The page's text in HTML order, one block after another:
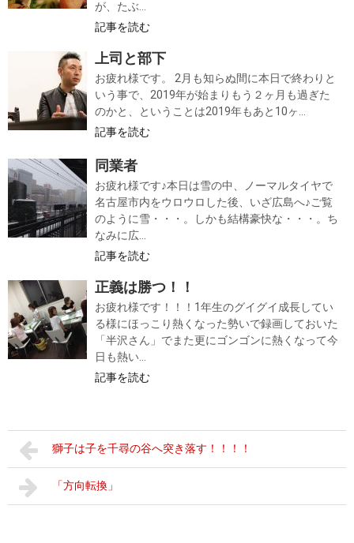
が、たぶ...
記事を読む
上司と部下
お疲れ様です。 2月も知らぬ間に本日で終わりと
いう事で、2019年が始まりもう２ヶ月も過ぎた
のかと、ということは2019年もあと10ヶ...
記事を読む
同業者
お疲れ様です♪本日は雪の中、ノーマルタイヤで
名古屋市内をウロウロした後、いざ広島へ♪ご覧
のように雪・・・。しかも結構豪快な・・・。ち
なみに広...
記事を読む
正義は勝つ！！
お疲れ様です！！！1年生のグイグイ成長してい
る様にほっこり熱くなった勢いで録画しておいた
「半沢さん」でまた更にゴンゴンに熱くなって今
日も熱い...
記事を読む
獅子は子を千尋の谷へ突き落す！！！！
「方向転換」